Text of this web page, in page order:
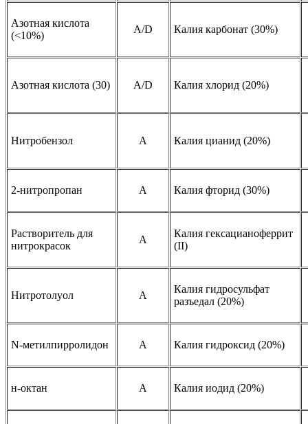
Азотная кислота
(<10%)
A/D Калия карбонат (30%)
Азотная кислота (30) A/D Калия хлорид (20%)
Нитробензол A Калия цианид (20%)
2-нитропропан A Калия фторид (30%)
Растворитель для
нитрокрасок
A
Калия гексацианоферрит
(II)
Нитротолуол A
Калия гидросульфат
разъедал (20%)
N-метилпирролидон A Калия гидроксид (20%)
н-октан A Калия иодид (20%)